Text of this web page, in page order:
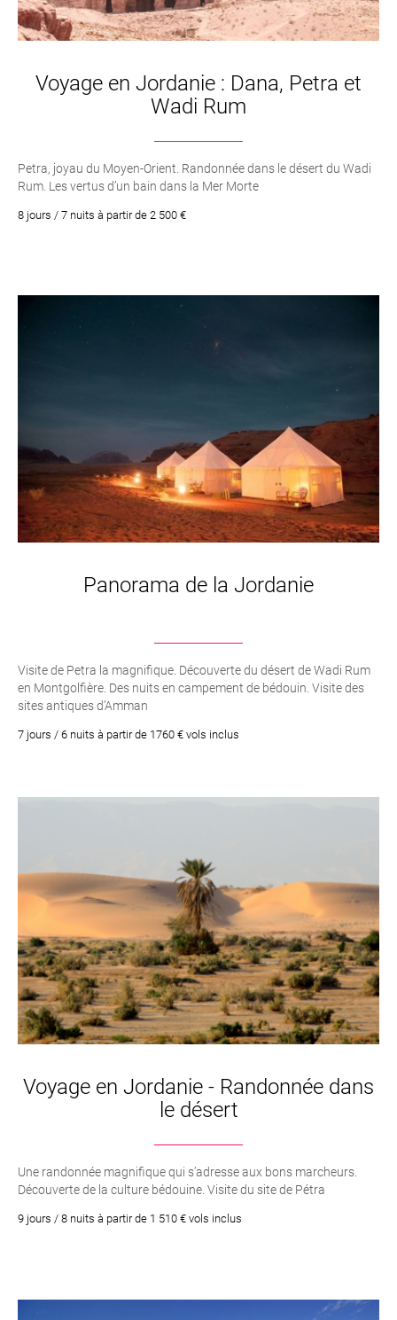
Voyage en Jordanie : Dana, Petra et
Wadi Rum
Petra, joyau du Moyen-Orient. Randonnée dans le désert du Wadi
Rum. Les vertus d’un bain dans la Mer Morte
8 jours / 7 nuits à partir de 2 500 €
Panorama de la Jordanie
Visite de Petra la magnifique. Découverte du désert de Wadi Rum
en Montgolfière. Des nuits en campement de bédouin. Visite des
sites antiques d’Amman
7 jours / 6 nuits à partir de 1760 € vols inclus
Voyage en Jordanie - Randonnée dans
le désert
Une randonnée magnifique qui s’adresse aux bons marcheurs.
Découverte de la culture bédouine. Visite du site de Pétra
9 jours / 8 nuits à partir de 1 510 € vols inclus